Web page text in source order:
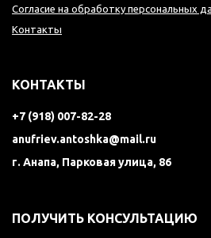
Согласие на обработку персональных
Контакты
КОНТАКТЫ
+7 (918) 007-82-28
anufriev.antoshka@mail.ru
г. Анапа, Парковая улица, 86
ПОЛУЧИТЬ КОНСУЛЬТАЦИЮ